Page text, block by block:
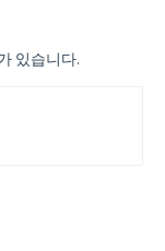
있습니다.